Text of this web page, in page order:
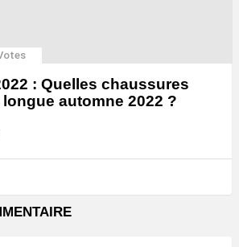
: Quelles chaussures
automne 2022 ?